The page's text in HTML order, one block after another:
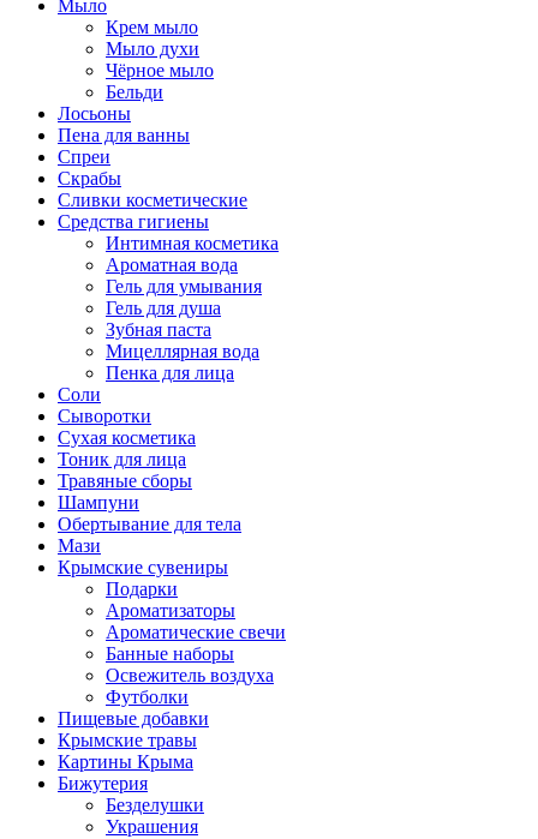
Мыло
Крем мыло
Мыло духи
Чёрное мыло
Бельди
Лосьоны
Пена для ванны
Спреи
Скрабы
Сливки косметические
Средства гигиены
Интимная косметика
Ароматная вода
Гель для умывания
Гель для душа
Зубная паста
Мицеллярная вода
Пенка для лица
Соли
Сыворотки
Сухая косметика
Тоник для лица
Травяные сборы
Шампуни
Обертывание для тела
Мази
Крымские сувениры
Подарки
Ароматизаторы
Ароматические свечи
Банные наборы
Освежитель воздуха
Футболки
Пищевые добавки
Крымские травы
Картины Крыма
Бижутерия
Безделушки
Украшения